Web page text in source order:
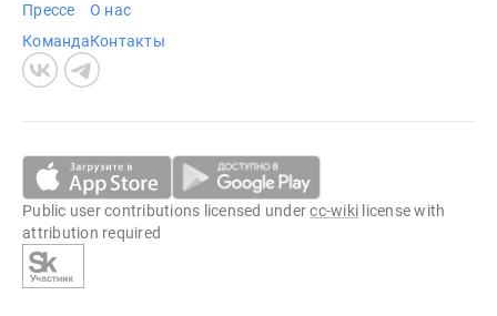
Прессе
Команда
О нас
Контакты
Public user contributions licensed undercc-wiki license with
attribution required